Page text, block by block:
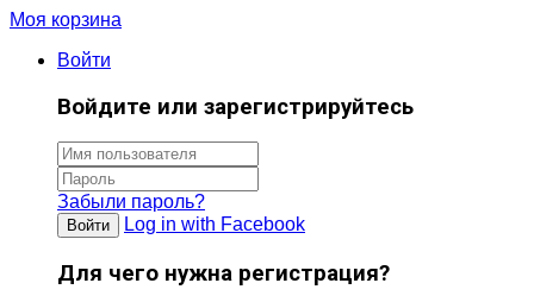
Моя корзина
Войти
Войдите или зарегистрируйтесь
Забыли пароль?
Войти Log in with Facebook
Для чего нужна регистрация?